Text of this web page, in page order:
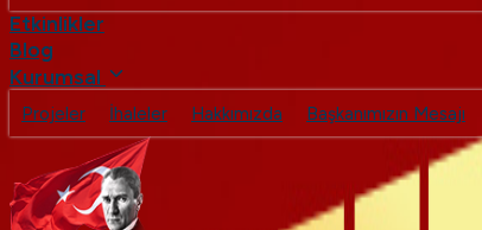
Etkinlikler
Blog
Kurumsal
Projeler İhaleler Hakkımızda Başkanımızın Mesajı